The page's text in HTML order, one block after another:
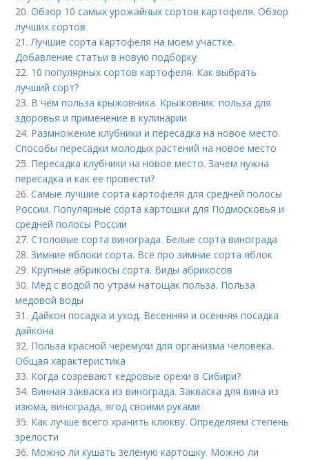
20.Обзор 10 самых урожайных сортов картофеля. Обзор
лучших сортов
21.Лучшие сорта картофеля на моем участке.
Добавление статьи в новую подборку
22. 10 популярных сортов картофеля. Как выбрать
лучший сорт?
23. В чём польза крыжовника. Крыжовник: польза для
здоровья и применение в кулинарии
24. Размножение клубники и пересадка на новое место.
Способы пересадки молодых растений на новое место
25. Пересадка клубники на новое место. Зачем нужна
пересадка и как ее провести?
26.Самые лучшие сорта картофеля для средней полосы
России. Популярные сорта картошки для Подмосковья и
средней полосы России
27.Столовые сорта винограда. Белые сорта винограда
28.Зимние яблоки сорта. Всё про зимние сорта яблок
29. Крупные абрикосы сорта. Виды абрикосов
30. Мед с водой по утрам натощак польза. Польза
медовой воды
31.Дайкон посадка и уход. Весенняя и осенняя посадка
дайкона
32. Польза красной черемухи для организма человека.
Общая характеристика
33. Когда созревают кедровые орехи в Сибири?
34. Винная закваска из винограда. Закваска для вина из
изюма, винограда, ягод своими руками
35. Как лучше всего хранить клюкву. Определяем степень
зрелости
36. Можно ли кушать зеленую картошку. Можно ли